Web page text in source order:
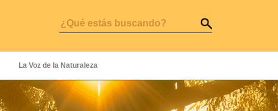
La Voz de la Naturaleza